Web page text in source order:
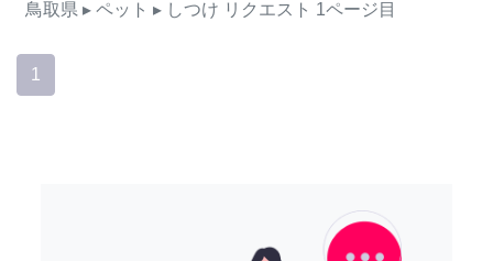
鳥取県 ▸ ペット ▸ しつけ リクエスト 1ページ目
1